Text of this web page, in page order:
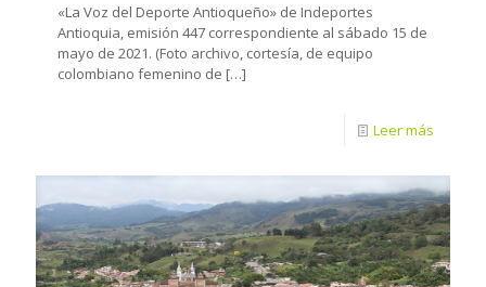
«La Voz del Deporte Antioqueño» de Indeportes
Antioquia, emisión 447 correspondiente al sábado 15 de
mayo de 2021. (Foto archivo, cortesía, de equipo
colombiano femenino de […]
Leer más